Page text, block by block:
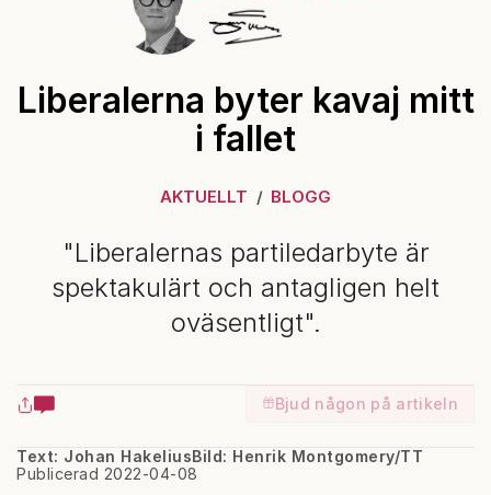
Liberalerna byter kavaj mitt
i fallet
AKTUELLT BLOGG
"Liberalernas partiledarbyte är
spektakulärt och antagligen helt
oväsentligt".
Bjud någon på artikeln
Text: Johan Hakelius
Publicerad 2022-04-08
Bild: Henrik Montgomery/TT